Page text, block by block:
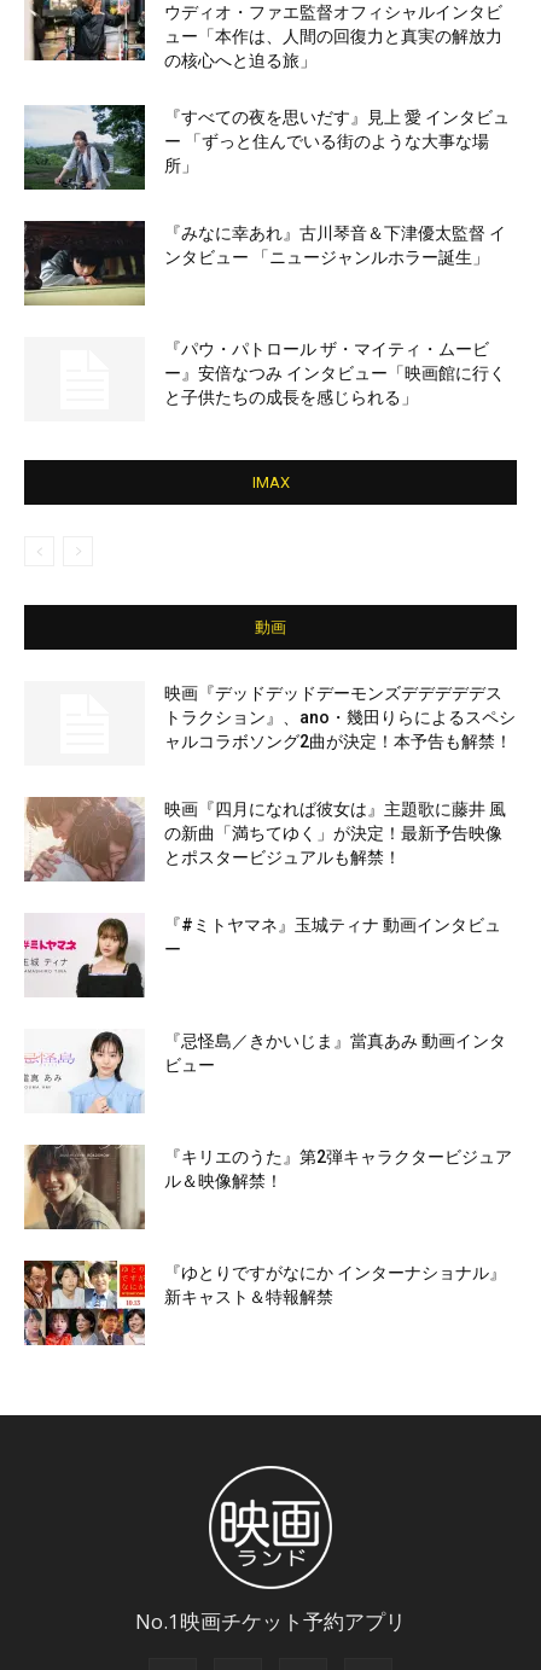
ウディオ・ファエ監督オフィシャルインタビ
ュー「本作は、人間の回復力と真実の解放力
の核心へと迫る旅」
『すべての夜を思いだす』見上 愛 インタビュ
ー 「ずっと住んでいる街のような大事な場
所」
『みなに幸あれ』古川琴音＆下津優太監督 イ
ンタビュー 「ニュージャンルホラー誕生」
『パウ・パトロール ザ・マイティ・ムービ
ー』安倍なつみ インタビュー「映画館に行く
と子供たちの成長を感じられる」
IMAX
動画
映画『デッドデッドデーモンズデデデデデス
トラクション』、ano・幾田りらによるスペシ
ャルコラボソング2曲が決定！本予告も解禁！
映画『四月になれば彼女は』主題歌に藤井 風
の新曲「満ちてゆく」が決定！最新予告映像
とポスタービジュアルも解禁！
『#ミトヤマネ』玉城ティナ 動画インタビュ
ー
『忌怪島／きかいじま』當真あみ 動画インタ
ビュー
『キリエのうた』第2弾キャラクタービジュア
ル＆映像解禁！
『ゆとりですがなにか インターナショナル』
新キャスト＆特報解禁
No.1映画チケット予約アプリ